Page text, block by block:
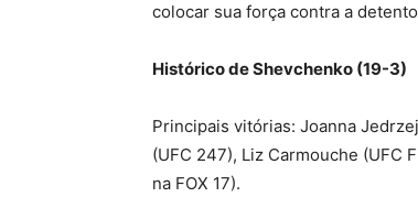
colocar sua força contra a
Histórico de Shevchenko (19-3)
Principais vitórias: Joanna
(UFC 247), Liz Carmouche (UFC
na FOX 17).